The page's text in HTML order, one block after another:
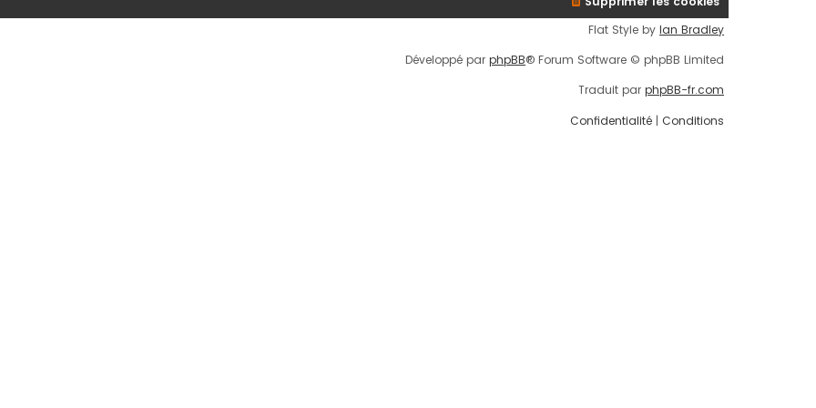
Flat Style by Ian Bradley
Développé par phpBB® Forum Software © phpBB Limited
Traduit par phpBB-fr.com
Confidentialité | Conditions